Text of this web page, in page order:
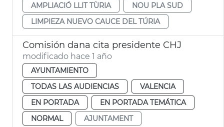
AMPLIACIÓ LLIT TÙRIA
NOU PLA SUD
LIMPIEZA NUEVO CAUCE DEL TÚRIA
Comisión dana cita presidente CHJ
modificado hace 1 año
AYUNTAMIENTO
TODAS LAS AUDIENCIAS
VALENCIA
EN PORTADA
EN PORTADA TEMÁTICA
NORMAL
AJUNTAMENT